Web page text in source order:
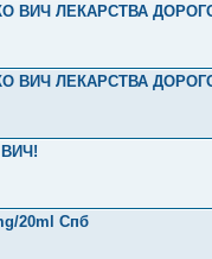
ВИЧ ЛЕКАРСТВА ДОРОГО
ВИЧ ЛЕКАРСТВА ДОРОГО
20ml Спб